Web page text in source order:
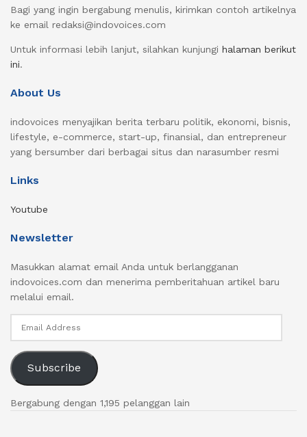
Bagi yang ingin bergabung menulis, kirimkan contoh artikelnya
ke email redaksi@indovoices.com
Untuk informasi lebih lanjut, silahkan kunjungi halaman berikut
ini.
About Us
indovoices menyajikan berita terbaru politik, ekonomi, bisnis,
lifestyle, e-commerce, start-up, finansial, dan entrepreneur
yang bersumber dari berbagai situs dan narasumber resmi
Links
Youtube
Newsletter
Masukkan alamat email Anda untuk berlangganan
indovoices.com dan menerima pemberitahuan artikel baru
melalui email.
Subscribe
Bergabung dengan 1,195 pelanggan lain